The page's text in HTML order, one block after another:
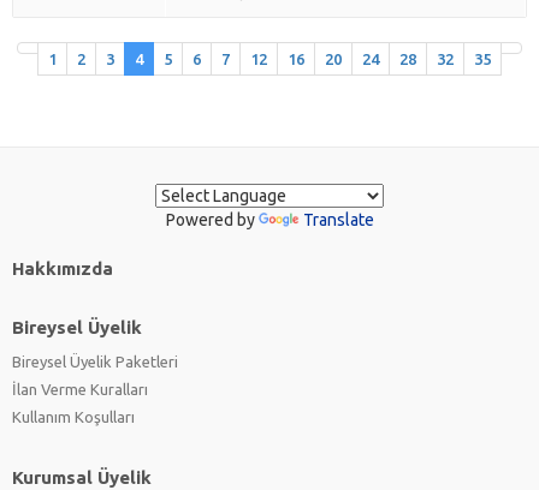
1 2 3 4 5 6 7 12 16 20 24 28 32 35
Powered by Translate
Hakkımızda
Bireysel Üyelik
Bireysel Üyelik Paketleri
İlan Verme Kuralları
Kullanım Koşulları
Kurumsal Üyelik